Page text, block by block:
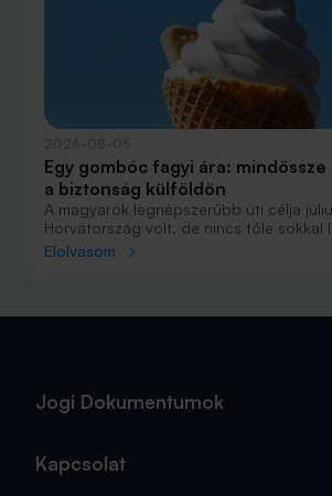
Egy gombóc fagyi ára:
a biztonság külföldön
A magyarok legnépszerűbb úti célja
Horvátország volt, de nincs tőle sokkal
júniust megnyerő Olaszország sem. A
Elolvasom
Jogi Dokumentumok
Kapcsolat